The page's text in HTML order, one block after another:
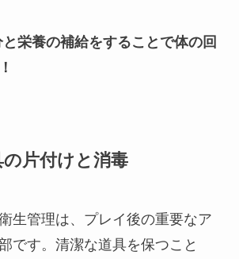
栄養の補給をすることで体の回
片付けと消毒
生管理は、プレイ後の重要なア
です。清潔な道具を保つこと